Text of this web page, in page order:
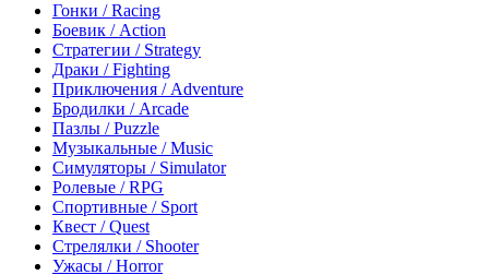
Гонки / Racing
Боевик / Action
Стратегии / Strategy
Драки / Fighting
Приключения / Adventure
Бродилки / Arcade
Пазлы / Puzzle
Музыкальные / Music
Симуляторы / Simulator
Ролевые / RPG
Спортивные / Sport
Квест / Quest
Стрелялки / Shooter
Ужасы / Horror